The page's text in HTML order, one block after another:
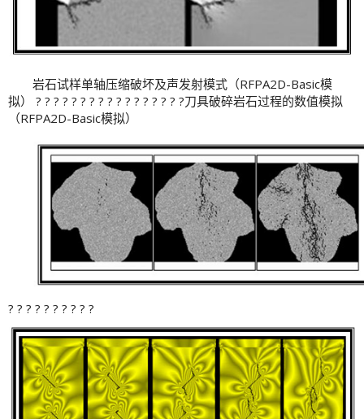
岩石试样单轴压缩破坏及声发射模式（RFPA2D-Basic模
拟） ? ? ? ? ? ? ? ? ? ? ? ? ? ? ? ? ?刀具破碎岩石过程的数值模拟
（RFPA2D-Basic模拟）
? ? ? ? ? ? ? ? ? ?